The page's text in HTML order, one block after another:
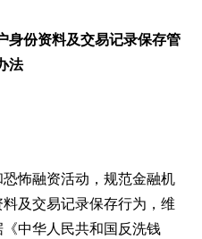
身份资料及交易记录保存管
法
怖融资活动，规范金融机
及交易记录保存行为，维
中华人民共和国反洗钱